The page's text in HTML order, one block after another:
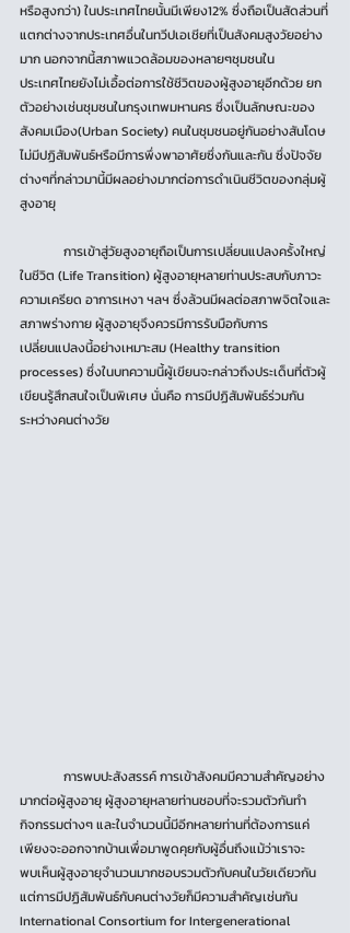
หรือสูงกว่า) ในประเทศไทยนั้นมีเพียง12% ซึ่งถือเป็นสัดส่วนที่
แตกต่างจากประเทศอื่นในทวีปเอเชียที่เป็นสังคมสูงวัยอย่าง
มาก นอกจากนี้สภาพแวดล้อมของหลายๆชุมชนใน
ประเทศไทยยังไม่เอื้อต่อการใช้ชีวิตของผู้สูงอายุอีกด้วย ยก
ตัวอย่างเช่นชุมชนในกรุงเทพมหานคร ซึ่งเป็นลักษณะของ
สังคมเมือง(Urban Society) คนในชุมชนอยู่กันอย่างสันโดษ
ไม่มีปฏิสัมพันธ์หรือมีการพึ่งพาอาศัยซึ่งกันและกัน ซึ่งปัจจัย
ต่างๆที่กล่าวมานี้มีผลอย่างมากต่อการดำเนินชีวิตของกลุ่มผู้
สูงอายุ
ในชีวิต (Life Transition) ผู้สูงอายุหลายท่านประสบกับภาวะ
ความเครียด อาการเหงา ฯลฯ ซึ่งล้วนมีผลต่อสภาพจิตใจและ
สภาพร่างกาย ผู้สูงอายุจึงควรมีการรับมือกับการ
เปลี่ยนแปลงนี้อย่างเหมาะสม (Healthy transition
processes) ซึ่งในบทความนี้ผู้เขียนจะกล่าวถึงประเด็นที่ตัวผู้
เขียนรู้สึกสนใจเป็นพิเศษ นั่นคือ การมีปฏิสัมพันธ์ร่วมกัน
ระหว่างคนต่างวัย
มากต่อผู้สูงอายุ ผู้สูงอายุหลายท่านชอบที่จะรวมตัวกันทำ
กิจกรรมต่างๆ และในจำนวนนี้มีอีกหลายท่านที่ต้องการแค่
เพียงจะออกจากบ้านเพื่อมาพูดคุยกับผู้อื่นถึงแม้ว่าเราจะ
พบเห็นผู้สูงอายุจำนวนมากชอบรวมตัวกับคนในวัยเดียวกัน
แต่การมีปฏิสัมพันธ์กับคนต่างวัยก็มีความสำคัญเช่นกัน
International Consortium for Intergenerational